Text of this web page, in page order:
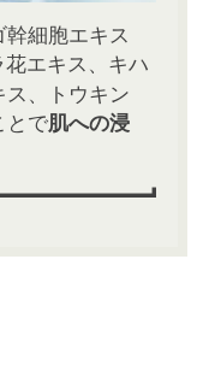
細胞エキス
エキス、キハ
ス、トウキン
とで肌への浸